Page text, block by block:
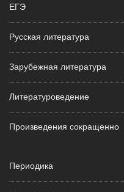
ЕГЭ
Русская литература
Зарубежная литература
Литературоведение
Произведения сокращенно
Периодика